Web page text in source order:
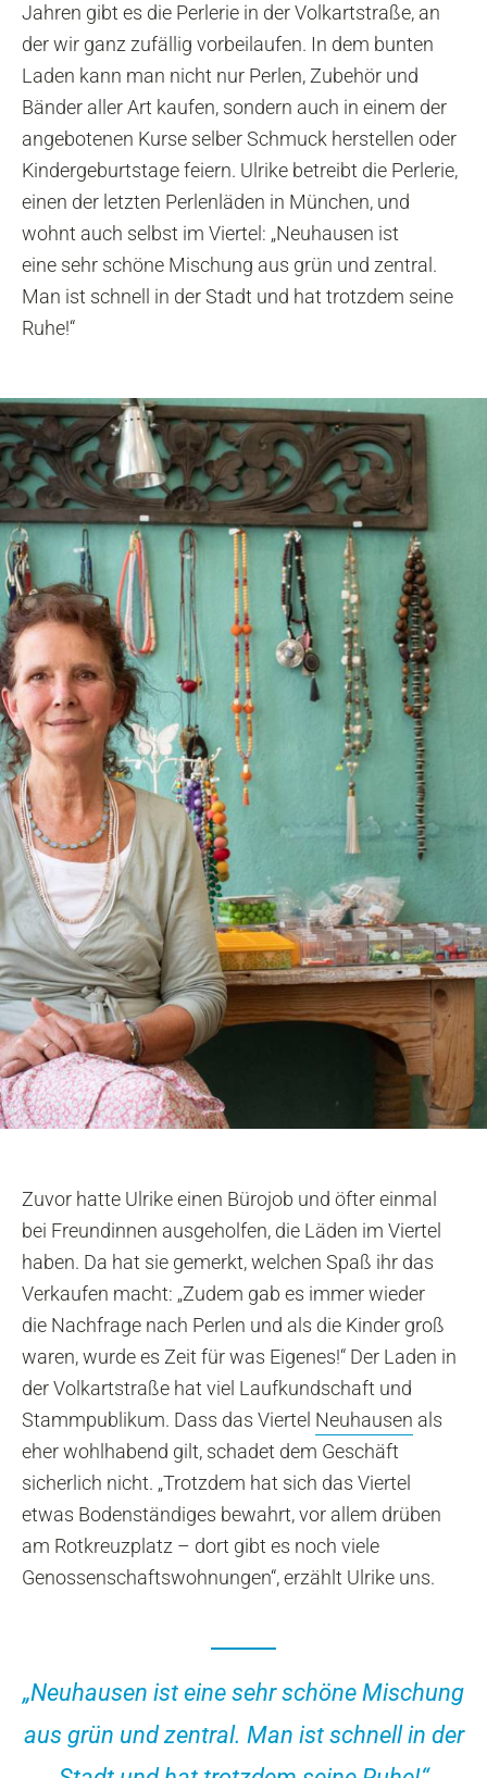
Jahren gibt es die Perlerie in der Volkartstraße, an
der wir ganz zufällig vorbeilaufen. In dem bunten
Laden kann man nicht nur Perlen, Zubehör und
Bänder aller Art kaufen, sondern auch in einem der
angebotenen Kurse selber Schmuck herstellen oder
Kindergeburtstage feiern. Ulrike betreibt die Perlerie,
einen der letzten Perlenläden in München, und
wohnt auch selbst im Viertel: „Neuhausen ist
eine sehr schöne Mischung aus grün und zentral.
Man ist schnell in der Stadt und hat trotzdem seine
Ruhe!“
Zuvor hatte Ulrike einen Bürojob und öfter einmal
bei Freundinnen ausgeholfen, die Läden im Viertel
haben. Da hat sie gemerkt, welchen Spaß ihr das
Verkaufen macht: „Zudem gab es immer wieder
die Nachfrage nach Perlen und als die Kinder groß
waren, wurde es Zeit für was Eigenes!“ Der Laden in
der Volkartstraße hat viel Laufkundschaft und
Stammpublikum. Dass das Viertel Neuhausen als
eher wohlhabend gilt, schadet dem Geschäft
sicherlich nicht. „Trotzdem hat sich das Viertel
etwas Bodenständiges bewahrt, vor allem drüben
am Rotkreuzplatz – dort gibt es noch viele
Genossenschaftswohnungen“, erzählt Ulrike uns.
„Neuhausen ist eine sehr schöne Mischung
aus grün und zentral. Man ist schnell in der